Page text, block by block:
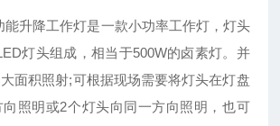
升降工作灯是一款小功率工作灯，灯头
灯头组成，相当于500W的卤素灯。并
面积照射;可根据现场需要将灯头在灯盘
向照明或2个灯头向同一方向照明，也可